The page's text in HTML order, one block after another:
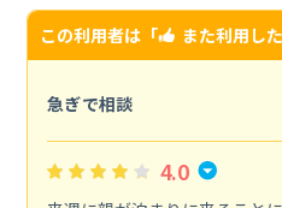
この利用者は「 また利用し
急ぎで相談
4.0